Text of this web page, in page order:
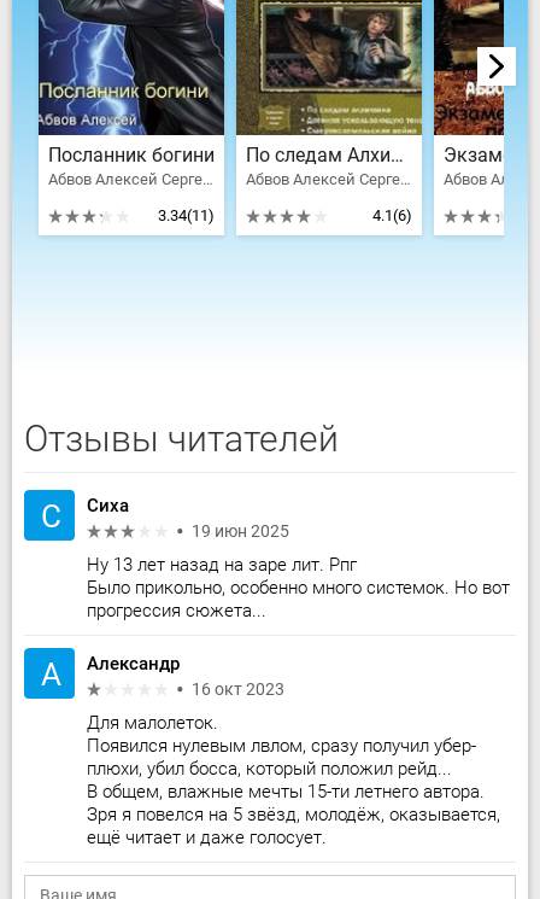
Посланник богини
Абвов Алексей Сергеевич
3.34(11)
По следам Алхимика
Абвов Алексей Сергеевич
4.1(6)
Отзывы читателей
С Сиха
19 июн 2025
Ну 13 лет назад на заре лит. Рпг
Было прикольно, особенно много системок. Но вот
прогрессия сюжета...
А Александр
16 окт 2023
Для малолеток.
Появился нулевым лвлом, сразу получил убер-
плюхи, убил босса, который положил рейд...
В общем, влажные мечты 15-ти летнего автора.
Зря я повелся на 5 звёзд, молодёж, оказывается,
ещё читает и даже голосует.